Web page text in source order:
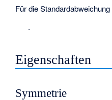
Für die
.
Eigenschaften
Symmetrie